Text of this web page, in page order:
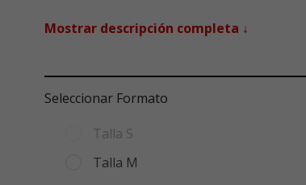
SiguienteMostrar descripción completa ↓
Seleccionar Formato
Talla S
Talla M